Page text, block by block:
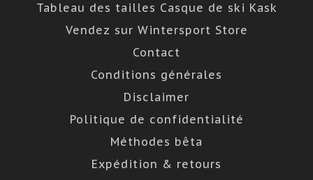
Tableau des tailles Casque de ski Kask
Vendez sur Wintersport Store
Contact
Conditions générales
Disclaimer
Politique de confidentialité
Méthodes bêta
Expédition & retours